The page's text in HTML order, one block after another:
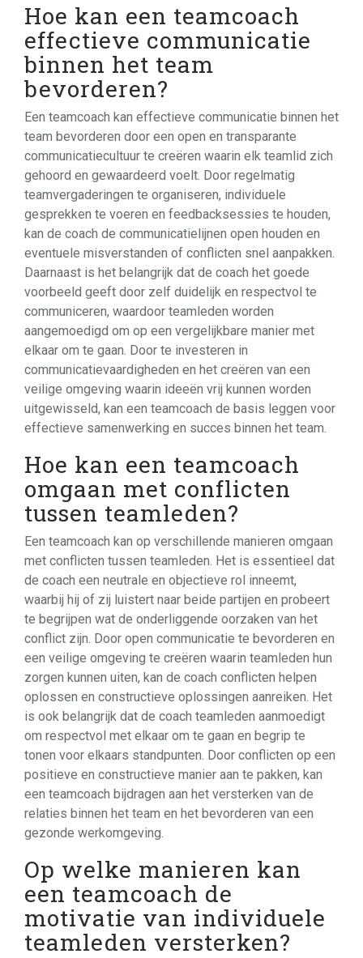
Hoe kan een teamcoach
effectieve communicatie
binnen het team
bevorderen?
Een teamcoach kan effectieve communicatie binnen het
team bevorderen door een open en transparante
communicatiecultuur te creëren waarin elk teamlid zich
gehoord en gewaardeerd voelt. Door regelmatig
teamvergaderingen te organiseren, individuele
gesprekken te voeren en feedbacksessies te houden,
kan de coach de communicatielijnen open houden en
eventuele misverstanden of conflicten snel aanpakken.
Daarnaast is het belangrijk dat de coach het goede
voorbeeld geeft door zelf duidelijk en respectvol te
communiceren, waardoor teamleden worden
aangemoedigd om op een vergelijkbare manier met
elkaar om te gaan. Door te investeren in
communicatievaardigheden en het creëren van een
veilige omgeving waarin ideeën vrij kunnen worden
uitgewisseld, kan een teamcoach de basis leggen voor
effectieve samenwerking en succes binnen het team.
Hoe kan een teamcoach
omgaan met conflicten
tussen teamleden?
Een teamcoach kan op verschillende manieren omgaan
met conflicten tussen teamleden. Het is essentieel dat
de coach een neutrale en objectieve rol inneemt,
waarbij hij of zij luistert naar beide partijen en probeert
te begrijpen wat de onderliggende oorzaken van het
conflict zijn. Door open communicatie te bevorderen en
een veilige omgeving te creëren waarin teamleden hun
zorgen kunnen uiten, kan de coach conflicten helpen
oplossen en constructieve oplossingen aanreiken. Het
is ook belangrijk dat de coach teamleden aanmoedigt
om respectvol met elkaar om te gaan en begrip te
tonen voor elkaars standpunten. Door conflicten op een
positieve en constructieve manier aan te pakken, kan
een teamcoach bijdragen aan het versterken van de
relaties binnen het team en het bevorderen van een
gezonde werkomgeving.
Op welke manieren kan
een teamcoach de
motivatie van individuele
teamleden versterken?